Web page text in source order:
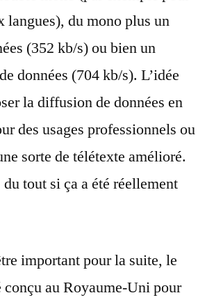
langues), du mono plus un
(352 kb/s) ou bien un
données (704 kb/s). L’idée
la diffusion de données en
des usages professionnels ou
sorte de télétexte amélioré.
du tout si ça a été réellement
important pour la suite, le
au Royaume-Uni pour